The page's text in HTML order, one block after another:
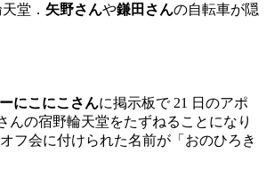
堂． 矢野さんや鎌田さんの自転車が隠
にこにこさんに掲示板で 21 日のアポ
んの宿野輪天堂をたずねることになり
フ会に付けられた名前が「おのひろき